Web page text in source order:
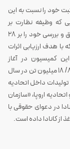
اروپا نظر مثبت خود را نسبت به این
که وظیفه نظارت بر
سیاست‌های تجاری اتحادیه اروپا را بر عهده دارد، تحقیق و بررسی خود را بر ۲۸
با هدف ارزیابی اثرات
کمیسیون در آغاز
بررسی‌های خود اعلام کرد واردات محصولات مورد نظر از ۸/ ۱۸ میلیون تن در سال
رسید، افزایشی که تولیدات داخل اتحادیه
اروپا، «سازمان
در دعوای حقوقی با
از کانادا داده است.